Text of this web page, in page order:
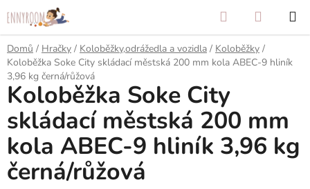
na
obsah
Hledat
KOŠÍK
Domů / Hračky / Koloběžky,odrážedla a vozidla / Koloběžky /
Koloběžka Soke City skládací městská 200 mm kola ABEC-9 hliník
3,96 kg černá/růžová
Koloběžka Soke City
skládací městská 200 mm
kola ABEC-9 hliník 3,96 kg
černá/růžová